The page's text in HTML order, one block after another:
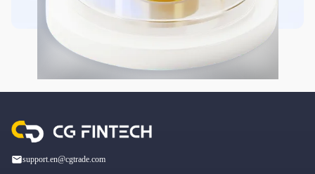
support.en@cgtrade.com